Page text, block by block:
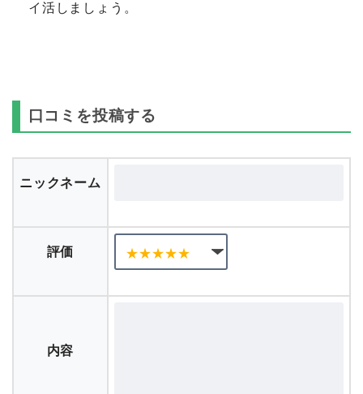
イ活しましょう。
口コミを投稿する
ニックネーム
評価
内容